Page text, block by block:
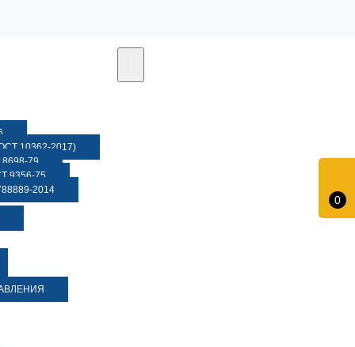
0
10362-2017)
79
9356-75
2014